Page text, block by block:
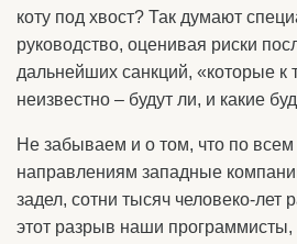
коту под хвост? Так думают
руководство, оценивая риски
дальнейших санкций, «которые
неизвестно – будут ли, и какие
Не забываем и о том, что по
направлениям западные
задел, сотни тысяч человеко-лет
этот разрыв наши программисты,